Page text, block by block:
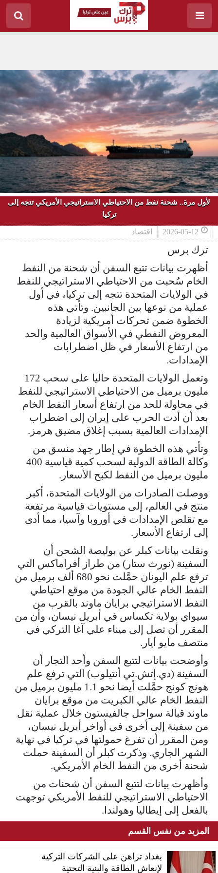
لأول مرة.. شحنة نفط من الاحتياطي الاستراتيجي الأمريكي تتجه إلى
تركيا
2026-05-12 اقتصاد
ترك برس
أظهرت بيانات تتبع السفن أن شحنة من النفط
الخام سُحبت من الاحتياطي الاستراتيجي للنفط
في الولايات المتحدة تتجه إلى تركيا، في أول
عملية من نوعها بين الجانبين. وتأتي هذه
الخطوة ضمن تحركات أمريكية لزيادة
المعروض النفطي في الأسواق العالمية والحد
من ارتفاع الأسعار في ظل اضطرابات
الإمدادات.
وتعمل الولايات المتحدة حاليا على سحب 172
مليون برميل من الاحتياطي الاستراتيجي للنفط
في محاولة للحد من ارتفاع أسعار النفط الخام ​
بعد أن أدت الحرب على إيران إلى اضطراب
الإمدادات ​العالمية بسبب إغلاق مضيق هرمز.
وتأتي هذه الخطوة في إطار ⁠جهد منسق من
مليون برميل من النفط لكبح الأسعار.
ووصلت الصادرات من الولايات المتحدة، ​أكبر
منتج في العالم، إلى مستويات قياسية مرتفعة
مع تقلص الإمدادات في أوروبا وآسيا، مما أدى
إلى ارتفاع الأسعار.
ونقلت بيانات كبلر عن بوليصة الشحن ​أن
السفينة (نورث ستار) من طراز أفراماكس التي
ترفع علم اليونان ​حمَّلت نحو 680 ألف برميل من
النفط الخام عالي الجودة من موقع ‌احتياطي
⁠النفط الاستراتيجي برايان ماوند بالقرب من
سيواي بولاية تكساس في أبريل نيسان، وأن من
المقرر أن تصل إلى ميناء علي آغا التركي في
منتصف مايو أيار.
وأوضحت بيانات لتتبع السفن وأحد التجار ​أن
السفينة (دي.إتش.تي أنتيلوب) ​التي ترفع ⁠علم
هونج كونج حمَّلت أيضا نحو 1.1 مليون برميل من
النفط الخام عالي الكبريت من ​موقع برايان
ماوند قبالة سواحل جالفيستون خلال عملية ​نقل
من ⁠سفينة إلى أخرى في أواخر أبريل نيسان،
ومن المقرر أن تفرغ حمولتها في تركيا في نهاية
الشهر الجاري. وذكرت كبلر أن ⁠السفينة ​حملت
شحنة أخرى من النفط الخام ​الأمريكي.
وأظهرت بيانات لتتبع السفن أن شحنات من
الاحتياطي الاستراتيجي للنفط الأمريكي توجهت
بالفعل ​إلى إيطاليا وهولندا.
المزيد من نفس القسم
بغداد تراهن على الشركات التركية
لإنعاش الطاقة والبنية التحتية